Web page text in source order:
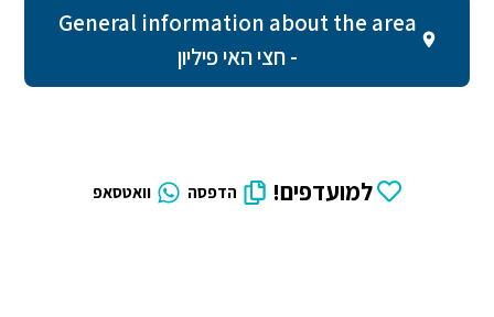
General information about the area
- חצי האי פיליון
למועדפים! הדפסה וואטסאפ